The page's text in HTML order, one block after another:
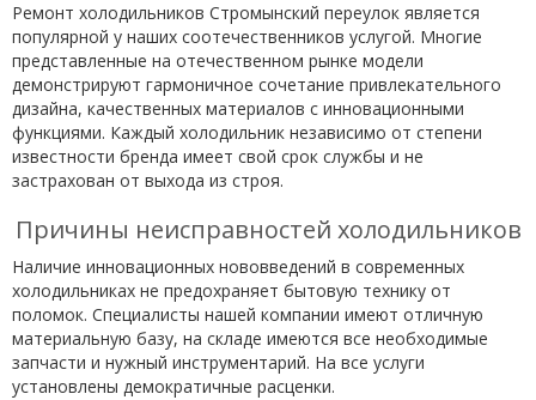
Ремонт холодильников Стромынский переулок является
популярной у наших соотечественников услугой. Многие
представленные на отечественном рынке модели
демонстрируют гармоничное сочетание привлекательного
дизайна, качественных материалов с инновационными
функциями. Каждый холодильник независимо от степени
известности бренда имеет свой срок службы и не
застрахован от выхода из строя.
Причины неисправностей холодильников
Наличие инновационных нововведений в современных
холодильниках не предохраняет бытовую технику от
поломок. Специалисты нашей компании имеют отличную
материальную базу, на складе имеются все необходимые
запчасти и нужный инструментарий. На все услуги
установлены демократичные расценки.